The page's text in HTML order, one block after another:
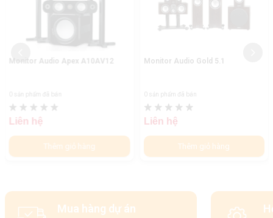
Monitor Audio Apex A10AV12
0 sản phẩm đã bán
Liên hệ
Thêm giỏ hàng
Monitor Audio Gold 5.1
0 sản phẩm đã bán
Liên hệ
Thêm giỏ hàng
Mua hàng dự án